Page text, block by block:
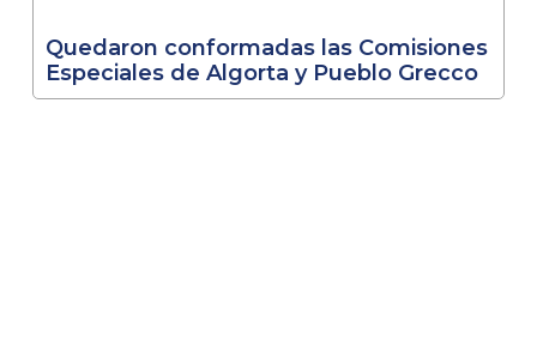
Quedaron conformadas las Comisiones
Especiales de Algorta y Pueblo Grecco